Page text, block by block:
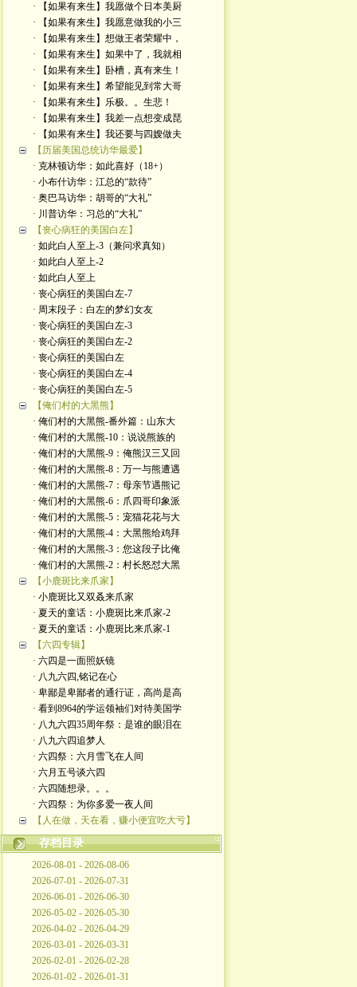
· 【如果有来生】我愿做个日本美厨
· 【如果有来生】我愿意做我的小三
· 【如果有来生】想做王者荣耀中，
· 【如果有来生】如果中了，我就相
· 【如果有来生】卧槽，真有来生！
· 【如果有来生】希望能见到常大哥
· 【如果有来生】乐极。。生悲！
· 【如果有来生】我差一点想变成琵
· 【如果有来生】我还要与四嫂做夫
【历届美国总统访华最爱】
· 克林顿访华：如此喜好（18+）
· 小布什访华：江总的“款待”
· 奥巴马访华：胡哥的“大礼”
· 川普访华：习总的“大礼”
【丧心病狂的美国白左】
· 如此白人至上-3（兼问求真知）
· 如此白人至上-2
· 如此白人至上
· 丧心病狂的美国白左-7
· 周末段子：白左的梦幻女友
· 丧心病狂的美国白左-3
· 丧心病狂的美国白左-2
· 丧心病狂的美国白左
· 丧心病狂的美国白左-4
· 丧心病狂的美国白左-5
【俺们村的大黑熊】
· 俺们村的大黑熊-番外篇：山东大
· 俺们村的大黑熊-10：说说熊族的
· 俺们村的大黑熊-9：俺熊汉三又回
· 俺们村的大黑熊-8：万一与熊遭遇
· 俺们村的大黑熊-7：母亲节遇熊记
· 俺们村的大黑熊-6：爪四哥印象派
· 俺们村的大黑熊-5：宠猫花花与大
· 俺们村的大黑熊-4：大黑熊给鸡拜
· 俺们村的大黑熊-3：您这段子比俺
· 俺们村的大黑熊-2：村长怒怼大黑
【小鹿斑比来爪家】
· 小鹿斑比又双叒来爪家
· 夏天的童话：小鹿斑比来爪家-2
· 夏天的童话：小鹿斑比来爪家-1
【六四专辑】
· 六四是一面照妖镜
· 八九六四,铭记在心
· 卑鄙是卑鄙者的通行证，高尚是高
· 看到8964的学运领袖们对待美国学
· 八九六四35周年祭：是谁的眼泪在
· 八九六四追梦人
· 六四祭：六月雪飞在人间
· 六月五号谈六四
· 六四随想录。。。
· 六四祭：为你多爱一夜人间
【人在做，天在看，赚小便宜吃大亏】
存档目录
2026-08-01 - 2026-08-06
2026-07-01 - 2026-07-31
2026-06-01 - 2026-06-30
2026-05-02 - 2026-05-30
2026-04-02 - 2026-04-29
2026-03-01 - 2026-03-31
2026-02-01 - 2026-02-28
2026-01-02 - 2026-01-31